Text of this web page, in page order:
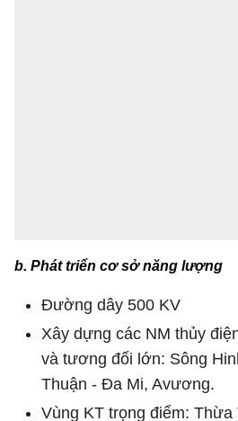
b. Phát triển cơ sở năng lượng
Đường dây 500 KV
Xây dựng các NM thủy
và tương đối lớn: Sông
Thuận - Đa Mi, Avương.
Vùng KT trọng điểm: